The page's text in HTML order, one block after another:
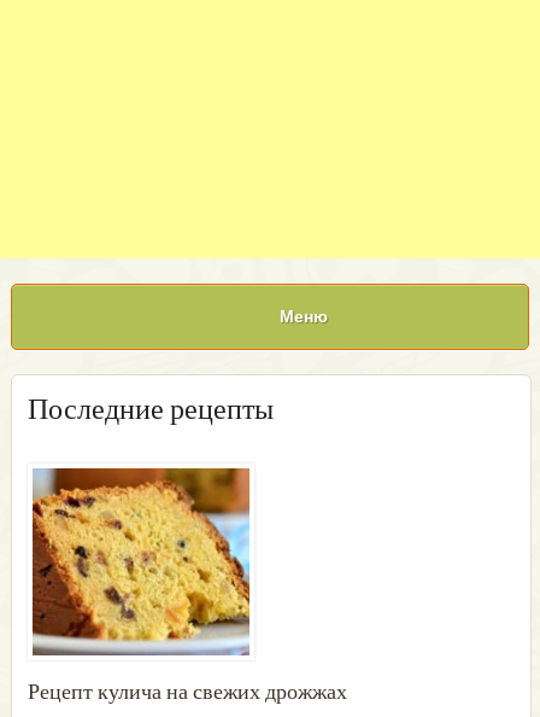
Меню
Последние рецепты
Рецепт кулича на свежих дрожжах